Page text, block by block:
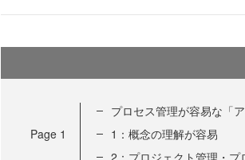
Page 1
プロセス管理が容易な「
1：概念の理解が容易
2：プロジェクト管理・